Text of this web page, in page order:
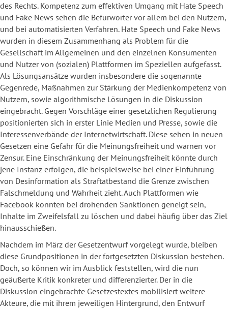
des Rechts. Kompetenz zum effektiven Umgang mit Hate Speech
und Fake News sehen die Befürworter vor allem bei den Nutzern,
und bei automatisierten Verfahren. Hate Speech und Fake News
wurden in diesem Zusammenhang als Problem für die
Gesellschaft im Allgemeinen und den einzelnen Konsumenten
und Nutzer von (sozialen) Plattformen im Speziellen aufgefasst.
Als Lösungsansätze wurden insbesondere die sogenannte
Gegenrede, Maßnahmen zur Stärkung der Medienkompetenz von
Nutzern, sowie algorithmische Lösungen in die Diskussion
eingebracht. Gegen Vorschläge einer gesetzlichen Regulierung
positionierten sich in erster Linie Medien und Presse, sowie die
Interessenverbände der Internetwirtschaft. Diese sehen in neuen
Gesetzen eine Gefahr für die Meinungsfreiheit und warnen vor
Zensur. Eine Einschränkung der Meinungsfreiheit könnte durch
jene Instanz erfolgen, die beispielsweise bei einer Einführung
von Desinformation als Straftatbestand die Grenze zwischen
Falschmeldung und Wahrheit zieht. Auch Plattformen wie
Facebook könnten bei drohenden Sanktionen geneigt sein,
Inhalte im Zweifelsfall zu löschen und dabei häufig über das Ziel
hinausschießen.
Nachdem im März der Gesetzentwurf vorgelegt wurde, bleiben
diese Grundpositionen in der fortgesetzten Diskussion bestehen.
Doch, so können wir im Ausblick feststellen, wird die nun
geäußerte Kritik konkreter und differenzierter. Der in die
Diskussion eingebrachte Gesetzestextes mobilisiert weitere
Akteure, die mit ihrem jeweiligen Hintergrund, den Entwurf